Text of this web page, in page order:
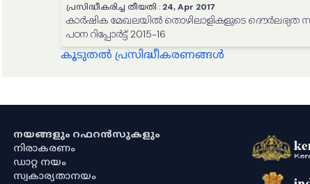
പ്രസിദ്ധീകരിച്ച തീയതി : 24, Apr 2017
കാർഷിക മേഖലയിൽ തൊഴിലാളികളുടെ ദൌര്‍ലഭ്യത
പഠന റിപ്പോർട്ട് 2015-16
കൂടുതൽ പ്രസിദ്ധീകരണങ്ങൾ
നയങ്ങളും റഫറൻസുകളും
നിരാകരണം
ഡാറ്റ നയം
സ്വകാര്യതാനയം